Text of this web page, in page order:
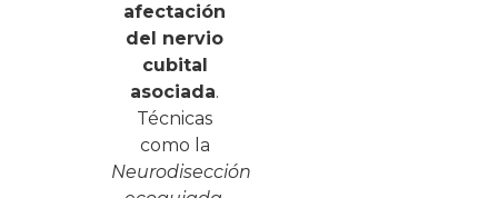
afectación
del nervio
cubital
asociada.
Técnicas
como la
Neurodisección